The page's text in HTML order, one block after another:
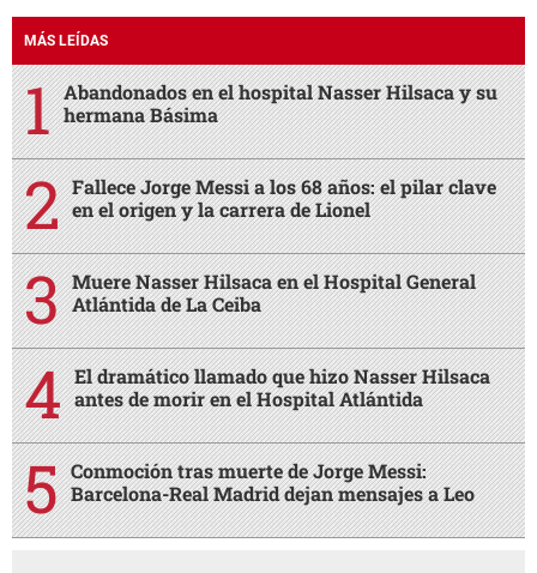
MÁS LEÍDAS
Abandonados en el hospital Nasser Hilsaca y su
hermana Básima
Fallece Jorge Messi a los 68 años: el pilar clave
en el origen y la carrera de Lionel
Muere Nasser Hilsaca en el Hospital General
Atlántida de La Ceiba
El dramático llamado que hizo Nasser Hilsaca
antes de morir en el Hospital Atlántida
Conmoción tras muerte de Jorge Messi:
Barcelona-Real Madrid dejan mensajes a Leo